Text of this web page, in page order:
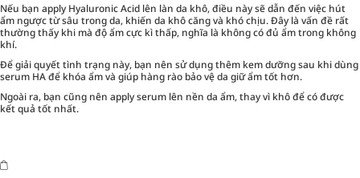
Nếu bạn apply Hyaluronic Acid lên làn da khô, điều này sẽ dẫn đến việc hút
ẩm ngược từ sâu trong da, khiến da khô căng và khó chịu. Đây là vấn đề rất
thường thấy khi mà độ ẩm cực kì thấp, nghĩa là không có đủ ẩm trong không
khí.
Để giải quyết tình trạng này, bạn nên sử dụng thêm kem dưỡng sau khi dùng
serum HA để khóa ẩm và giúp hàng rào bảo vệ da giữ ẩm tốt hơn.
Ngoài ra, bạn cũng nên apply serum lên nền da ẩm, thay vì khô để có được
kết quả tốt nhất.